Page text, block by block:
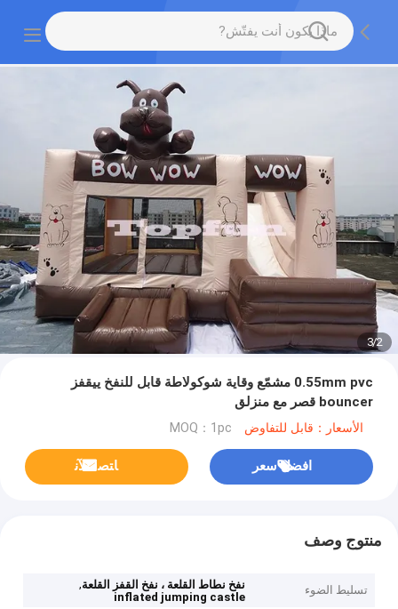
2
/
3
0.55mm pvc مشمّع وقاية شوكولاطة قابل للنفخ ييقفز
bouncer قصر مع منزلق
الأسعار：قابل للتفاوض MOQ：1pc
افضل سعر ﺎﺘﺼﻟ ﺍﻶﻧ
منتوج وصف
تسليط الضوء نفخ نطاط القلعة ، نفخ القفز القلعة,
inflated jumping castle